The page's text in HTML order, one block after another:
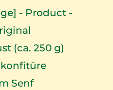
- Product -
(ca. 250 g)
Senf